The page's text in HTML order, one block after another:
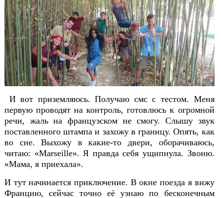
И вот приземляюсь. Получаю смс с тестом. Меня
первую проводят на контроль, готовлюсь к огромной
речи, жаль на французском не смогу. Слышу звук
поставленного штампа и захожу в границу. Опять, как
во сне. Выхожу в какие-то двери, оборачиваюсь,
читаю: «Marseille». Я правда себя ущипнула. Звоню.
«Мама, я приехала».
И тут начинается приключение. В окне поезда я вижу
Францию, сейчас точно её узнаю по бесконечным